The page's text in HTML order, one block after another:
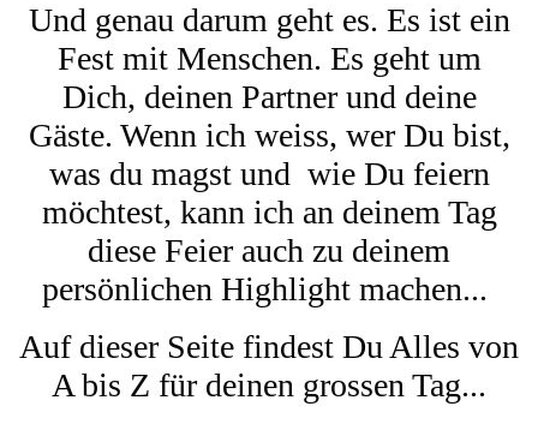
Und genau darum geht es. Es ist ein
Fest mit Menschen. Es geht um
Dich, deinen Partner und deine
Gäste. Wenn ich weiss, wer Du bist,
was du magst und wie Du feiern
möchtest, kann ich an deinem Tag
diese Feier auch zu deinem
persönlichen Highlight machen...
Auf dieser Seite findest Du Alles von
A bis Z für deinen grossen Tag...